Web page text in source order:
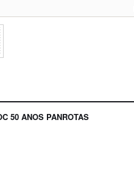
50 ANOS PANROTAS